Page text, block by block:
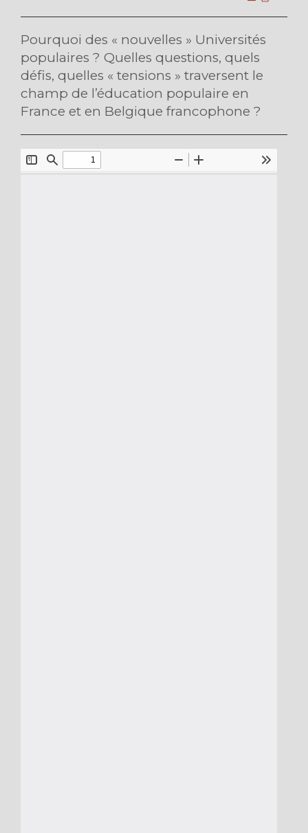
Pourquoi des « nouvelles » Universités
populaires ? Quelles questions, quels
défis, quelles « tensions » traversent le
champ de l’éducation populaire en
France et en Belgique francophone ?